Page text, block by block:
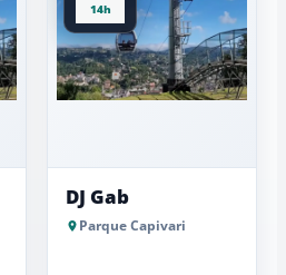
14h
DJ Gab
Parque Capivari